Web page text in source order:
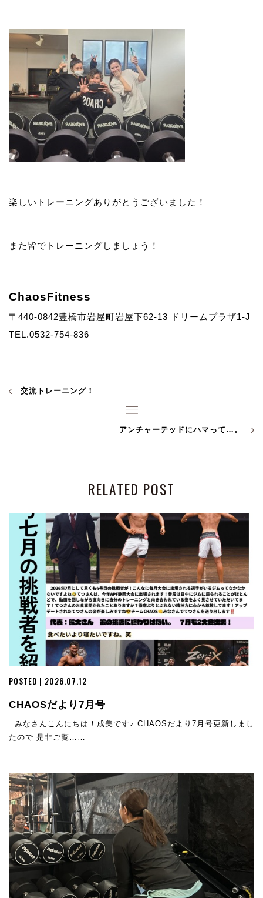
楽しいトレーニングありがとうございました！
また皆でトレーニングしましょう！
ChaosFitness
〒440-0842豊橋市岩屋町岩屋下62-13 ドリームプラザ1-J
TEL.0532-754-836
交流トレーニング！
アンチャーテッドにハマって…。
RELATED POST
POSTED | 2026.07.12
CHAOSだより7月号
みなさんこんにちは！成美です♪ CHAOSだより7月号更新しまし
たので 是非ご覧……